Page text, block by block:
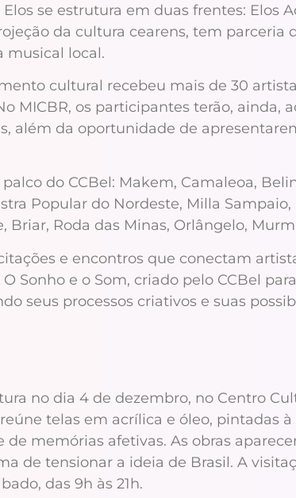
se estrutura em duas frentes: Elos
da cultura cearens, tem parceria
musical local.
cultural recebeu mais de 30
MICBR, os participantes terão, ainda,
além da oportunidade de
do CCBel: Makem, Camaleoa,
Popular do Nordeste, Milla
Briar, Roda das Minas, Orlângelo,
e encontros que conectam
Sonho e o Som, criado pelo CCBel
seus processos criativos e suas
no dia 4 de dezembro, no Centro
telas em acrílica e óleo, pintadas
memórias afetivas. As obras
de tensionar a ideia de Brasil. A
das 9h às 21h.